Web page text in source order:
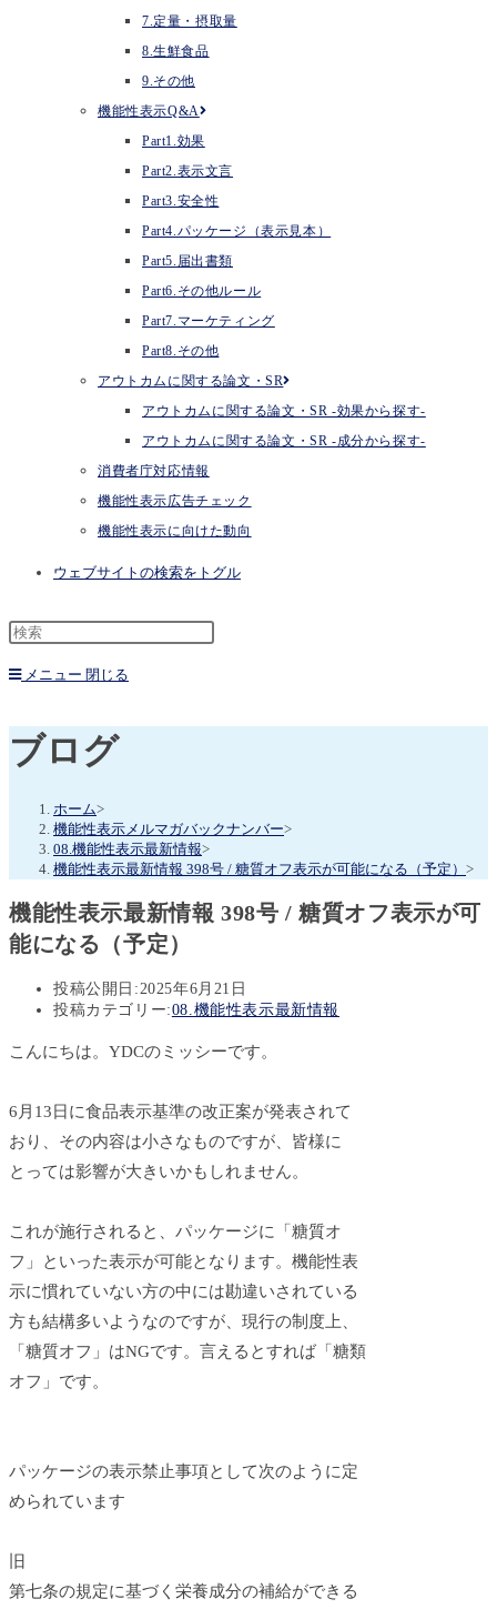
7.定量・摂取量
8.生鮮食品
9.その他
機能性表示Q&A
Part1.効果
Part2.表示文言
Part3.安全性
Part4.パッケージ（表示見本）
Part5.届出書類
Part6.その他ルール
Part7.マーケティング
Part8.その他
アウトカムに関する論文・SR
アウトカムに関する論文・SR -効果から探す-
アウトカムに関する論文・SR -成分から探す-
消費者庁対応情報
機能性表示広告チェック
機能性表示に向けた動向
ウェブサイトの検索をトグル
メニュー 閉じる
ブログ
ホーム>
機能性表示メルマガバックナンバー>
08.機能性表示最新情報>
機能性表示最新情報 398号 / 糖質オフ表示が可能になる（予定） >
機能性表示最新情報 398号 / 糖質オフ表示が可
能になる（予定）
投稿公開日:2025年6月21日
投稿カテゴリー:08.機能性表示最新情報
こんにちは。YDCのミッシーです。
6月13日に食品表示基準の改正案が発表されて
おり、その内容は小さなものですが、皆様に
とっては影響が大きいかもしれません。
これが施行されると、パッケージに「糖質オ
フ」といった表示が可能となります。機能性表
示に慣れていない方の中には勘違いされている
方も結構多いようなのですが、現行の制度上、
「糖質オフ」はNGです。言えるとすれば「糖類
オフ」です。
パッケージの表示禁止事項として次のように定
められています
旧
第七条の規定に基づく栄養成分の補給ができる